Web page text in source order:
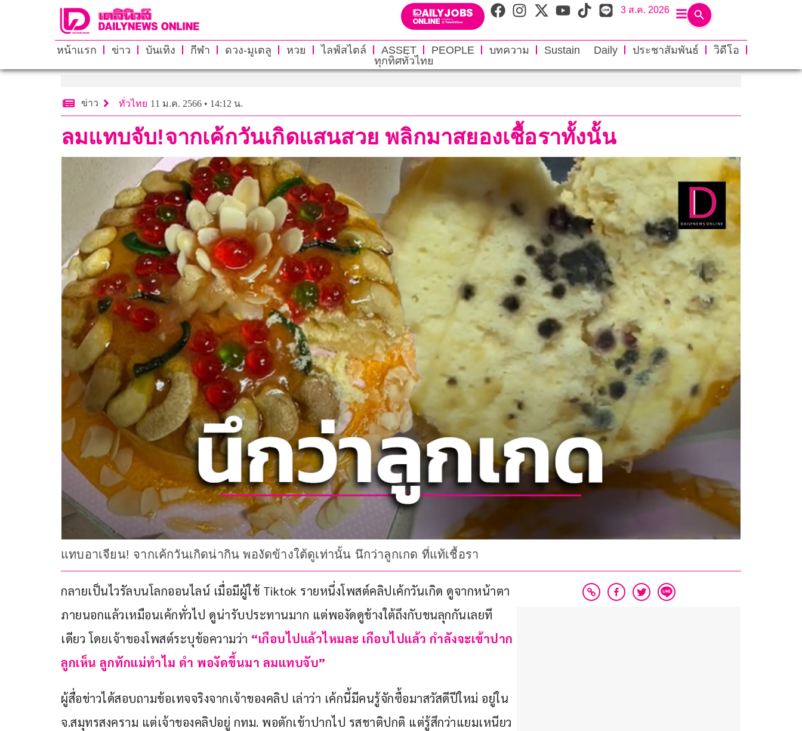
3 ส.ค. 2026
หน้าแรก ข่าว บันเทิง กีฬา ดวง-มูเตลู หวย ไลฟ์สไตล์ ASSET PEOPLE บทความ Sustain Daily ประชาสัมพันธ์
วิดีโอ
ทุกทิศทั่วไทย
ข่าว ทั่วไทย 11 ม.ค. 2566 • 14:12 น.
ลมแทบจับ!จากเค้กวันเกิดแสนสวย พลิกมาสยองเชื้อราทั้งนั้น
แทบอาเจียน! จากเค้กวันเกิดน่ากิน พองัดข้างใต้ดูเท่านั้น นึกว่าลูกเกด ที่แท้เชื้อรา
กลายเป็นไวรัลบนโลกออนไลน์ เมื่อมีผู้ใช้ Tiktok รายหนึ่งโพสต์คลิปเค้กวันเกิด ดูจากหน้าตา
ภายนอกแล้วเหมือนเค้กทั่วไป ดูน่ารับประทานมาก แต่พองัดดูข้างใต้ถึงกับขนลุกกันเลยที
เดียว โดยเจ้าของโพสต์ระบุข้อความว่า “เกือบไปแล้วไหมละ เกือบไปแล้ว กำลังจะเข้าปาก
ลูกเห็น ลูกทักแม่ทำไม ดำ พองัดขึ้นมา ลมแทบจับ”
ผู้สื่อข่าวได้สอบถามข้อเทจจริงจากเจ้าของคลิป เล่าว่า เค้กนี้มีคนรู้จักซื้อมาสวัสดีปีใหม่ อยู่ใน
จ.สมุทรสงคราม แต่เจ้าของคลิปอยู่ กทม. พอตักเข้าปากไป รสชาติปกติ แต่รู้สึกว่าแยมเหนียว